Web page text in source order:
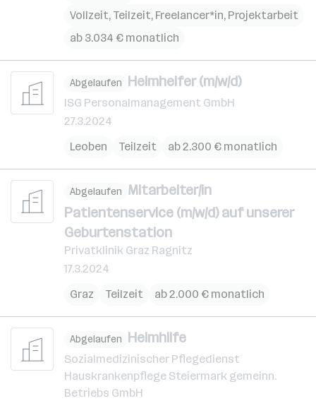
Vollzeit, Teilzeit, Freelancer*in, Projektarbeit
ab 3.034 € monatlich
Abgelaufen Heimhelfer (m/w/d)
ISG Personalmanagement GmbH
27.3.2024
Leoben
Teilzeit ab 2.300 € monatlich
Abgelaufen Mitarbeiter/in
Patientenservice (m/w/d) auf unserer
Geburtenstation
Privatklinik Graz Ragnitz
17.3.2024
Graz
Teilzeit ab 2.000 € monatlich
Abgelaufen Heimhilfe
Sozialmedizinischer Pflegedienst
Hauskrankenpflege Steiermark gemeinn.
Betriebs GmbH